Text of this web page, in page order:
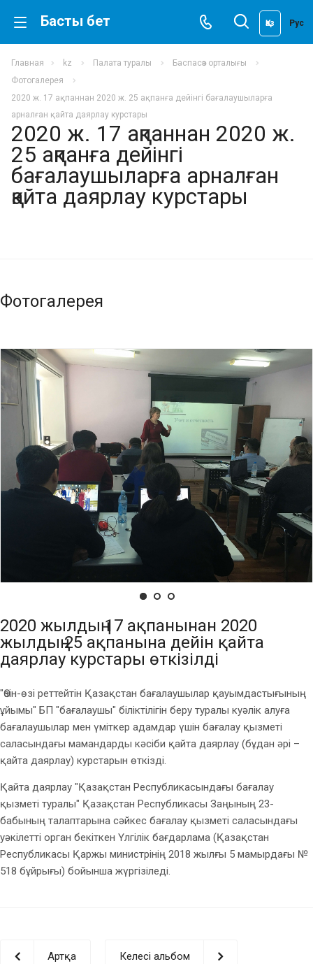
Басты бет Қаз Рус
Главная kz Палата туралы
Баспасөз орталығы
Фотогалерея
2020 ж. 17 ақпаннан 2020 ж. 25 ақпанға дейінгі бағалаушыларға
арналған қайта даярлау курстары
2020 ж. 17 ақпаннан 2020 ж.
25 ақпанға дейінгі
бағалаушыларға арналған
қайта даярлау курстары
Фотогалерея
2020 жылдың 17 ақпанынан 2020
жылдың 25 ақпанына дейін қайта
даярлау курстары өткізілді
"Өзін-өзі реттейтін Қазақстан бағалаушылар қауымдастығының
ұйымы" БП "бағалаушы" біліктілігін беру туралы куәлік алуға
бағалаушылар мен үміткер адамдар үшін бағалау қызметі
саласындағы мамандарды кәсіби қайта даярлау (бұдан әрі –
қайта даярлау) курстарын өткізді.
Қайта даярлау "Қазақстан Республикасындағы бағалау
қызметі туралы" Қазақстан Республикасы Заңының 23-
бабының талаптарына сәйкес бағалау қызметі саласындағы
уәкілетті орган бекіткен Үлгілік бағдарлама (Қазақстан
Республикасы Қаржы министрінің 2018 жылғы 5 мамырдағы №
518 бұйрығы) бойынша жүргізіледі.
Артқа Келесі альбом